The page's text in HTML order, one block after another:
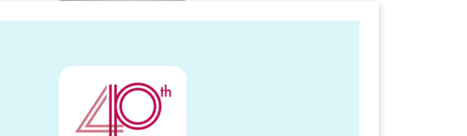
カード会員様はこちら
2027年3月31日（水）をもって、